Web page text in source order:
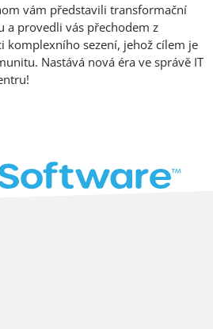
vám představili transformační
a provedli vás přechodem z
komplexního sezení, jehož cílem je
Nastává nová éra ve správě IT